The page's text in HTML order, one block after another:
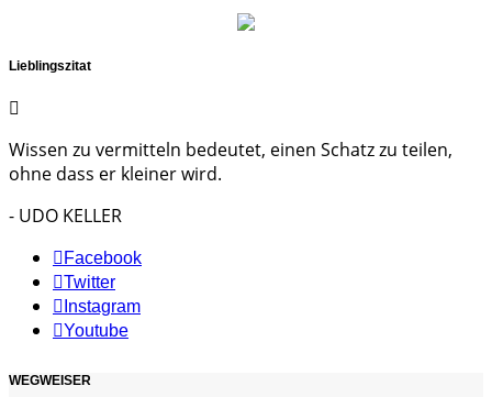
Lieblingszitat
Wissen zu vermitteln bedeutet, einen Schatz zu teilen,
ohne dass er kleiner wird.
- UDO KELLER
Facebook
Twitter
Instagram
Youtube
WEGWEISER